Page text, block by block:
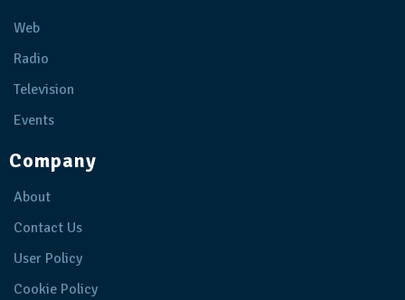
Web
Radio
Television
Events
Company
About
Contact Us
User Policy
Cookie Policy